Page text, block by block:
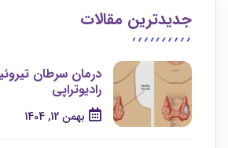
جدیدترین مقالات
درمان سرطان
رادیوتراپی
بهمن 12, 1404